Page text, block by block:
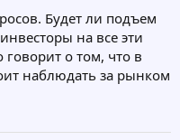
Будет ли подъем
на все эти
о том, что в
наблюдать за рынком